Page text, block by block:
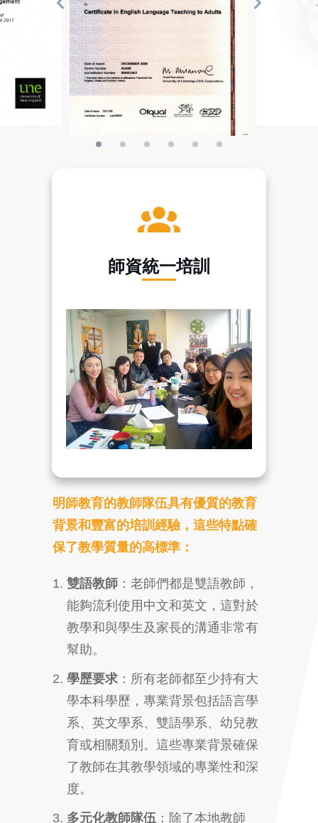
師資統一培訓
明師教育的教師隊伍具有優質的教育
背景和豐富的培訓經驗，這些特點確
保了教學質量的高標準：
雙語教師：老師們都是雙語教師，
能夠流利使用中文和英文，這對於
教學和與學生及家長的溝通非常有
幫助。
學歷要求：所有老師都至少持有大
學本科學歷，專業背景包括語言學
系、英文學系、雙語學系、幼兒教
育或相關類別。這些專業背景確保
了教師在其教學領域的專業性和深
度。
多元化教師隊伍 ：除了本地教師